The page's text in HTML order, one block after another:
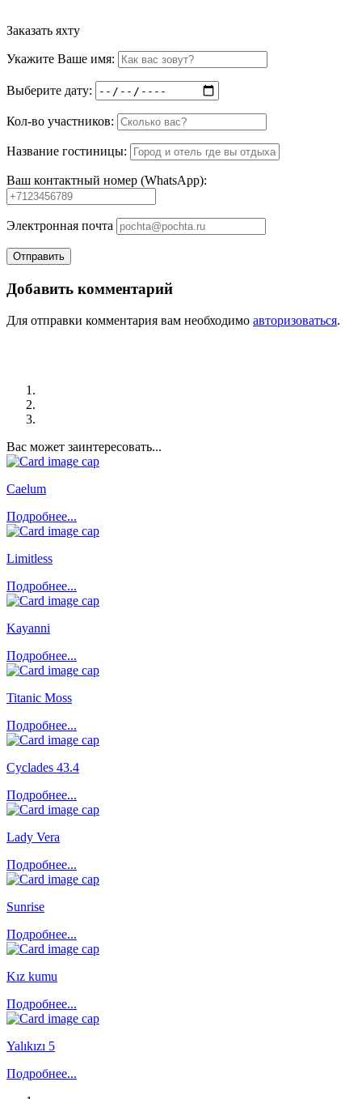
Заказать яхту
Укажите Ваше имя:
Выберите дату:
Кол-во участников:
Название гостиницы:
Ваш контактный номер (WhatsApp):
Элeктрoннaя пoчтa
Добавить комментарий
Для отправки комментария вам необходимо авторизоваться.
Вас может заинтересовать...
Caelum
Подробнее...
Limitless
Подробнее...
Kayanni
Подробнее...
Titanic Moss
Подробнее...
Cyclades 43.4
Подробнее...
Lady Vera
Подробнее...
Sunrise
Подробнее...
Kız kumu
Подробнее...
Yalıkızı 5
Подробнее...